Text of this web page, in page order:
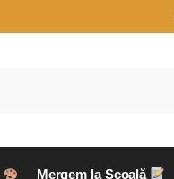
Mergem la Școală